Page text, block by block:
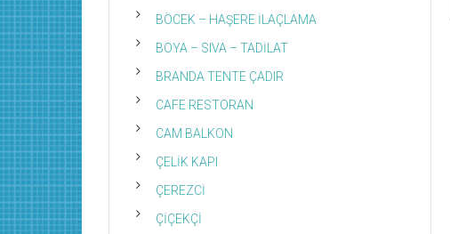
BÖCEK – HAŞERE İLAÇLAMA
BOYA – SIVA – TADİLAT
BRANDA TENTE ÇADIR
CAFE RESTORAN
CAM BALKON
ÇELİK KAPI
ÇEREZCİ
ÇİÇEKÇİ